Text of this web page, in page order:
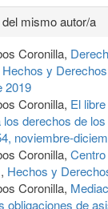
mismo autor/a
Coronilla,
Hechos y
2019
Coronilla, El
derechos de
noviembre-
Coronilla,
, Hechos y
Coronilla,
obligaciones de